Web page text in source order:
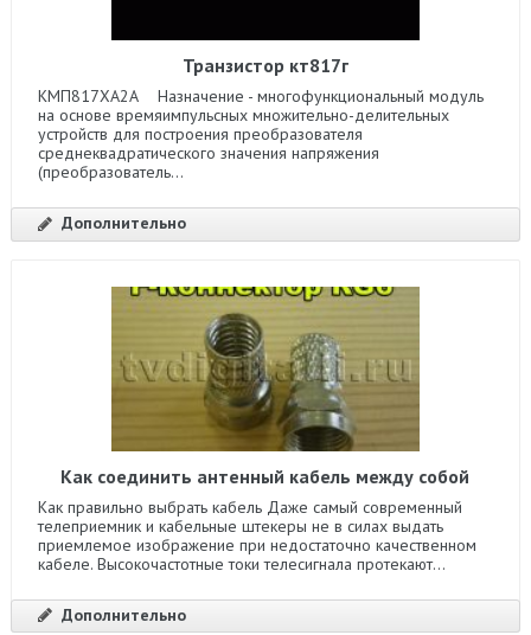
Транзистор кт817г
КМП817ХА2А Назначение - многофункциональный модуль
на основе времяимпульсных множительно-делительных
устройств для построения преобразователя
среднеквадратического значения напряжения
(преобразователь...
Дополнительно
Как соединить антенный кабель между собой
Как правильно выбрать кабель Даже самый современный
телеприемник и кабельные штекеры не в силах выдать
приемлемое изображение при недостаточно качественном
кабеле. Высокочастотные токи телесигнала протекают...
Дополнительно